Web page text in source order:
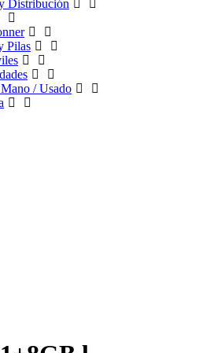
Distribución
Pilas
/ Usado